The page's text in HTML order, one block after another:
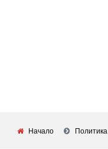
Начало Политика